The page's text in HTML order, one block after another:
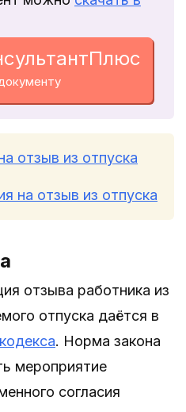
отзыв из отпуска
на отзыв из отпуска
отзыва работника из
отпуска даётся в
. Норма закона
мероприятие
согласия